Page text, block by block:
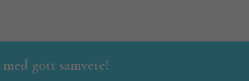
gott samvete!